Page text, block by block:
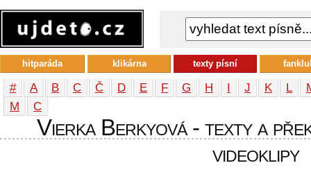
# A B C Č D E F G H I J K L
М
С
Vierka Berkyová - texty a
videoklipy
hitparáda klikárna texty písní